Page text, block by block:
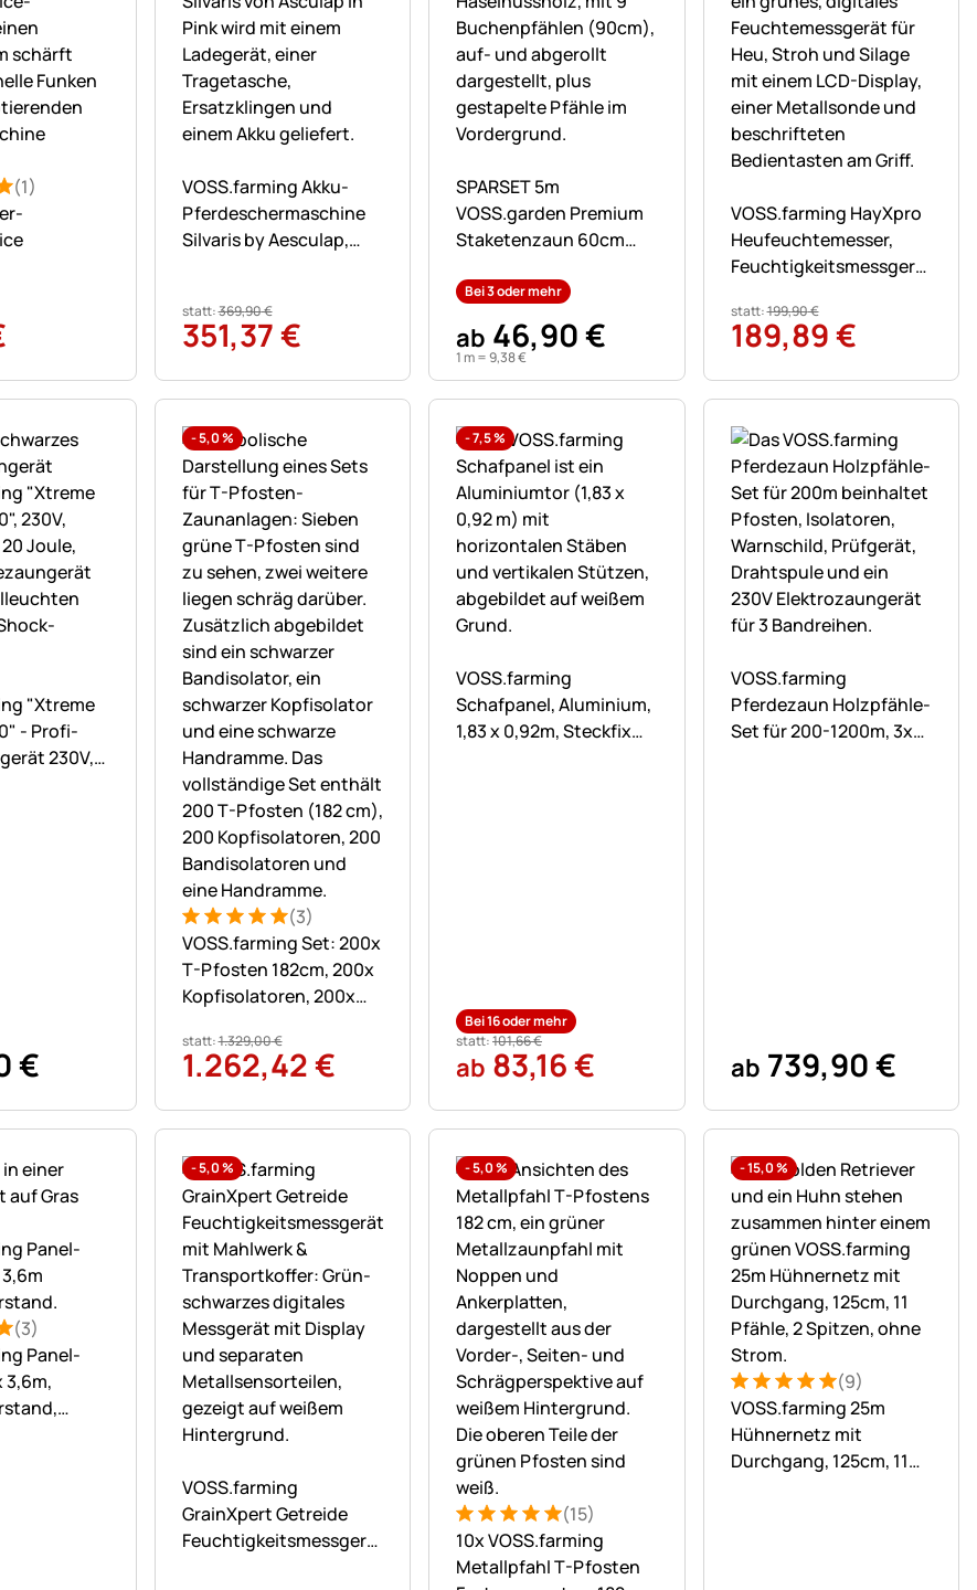
5 von 5 (1 Bewertungen)
(1)
VOSS.farming Akku-
Pferdeschermaschine
Silvaris by Aesculap,
statt:369,90€
351,37€
Noch keine Bewertungen abgegeben
SPARSET 5m
VOSS.garden Premium
Staketenzaun 60cm
mit 9 Buchenpfählen
90cm
Bei 3 oder mehr
ab 46,90€
1 m =9,38€
VOSS.farming HayXpro
Heufeuchtemesser,
Feuchtigkeitsmessgerät
Silage
statt:199,90€
189,89€
Bewertungen abgegeben
"Xtreme
- Profi-
230V,
€
-5,0%
Bewertung: 5 von 5 (3 Bewertungen)
3 Bewertungen
(3)
VOSS.farming Set: 200x
T-Pfosten 182cm, 200x
Kopfisolatoren, 200x
Handramme
statt:1.329,00€
1.262,42€
-7,5%
VOSS.farming
Schafpanel, Aluminium,
1,83 x 0,92m, Steckfix
Bei 16 oder mehr
statt:101,66€
ab 83,16€
VOSS.farming
Pferdezaun Holzpfähle-
Set für 200-1200m, 3x
ab 739,90€
5 von 5 (3 Bewertungen)
(3)
Panel-
3,6m,
-5,0%
Noch keine Bewertungen abgegeben
VOSS.farming
GrainXpert Getreide
Feuchtigkeitsmessgerät
-5,0%
Bewertung: 5 von 5 (15 Bewertungen)
15 Bewertungen
(15)
10x VOSS.farming
Metallpfahl T-Pfosten
-15,0%
Bewertung: 5 von 5 (9
9 Bewertungen
(9)
VOSS.farming 25m
Hühnernetz mit
Durchgang, 125cm, 11